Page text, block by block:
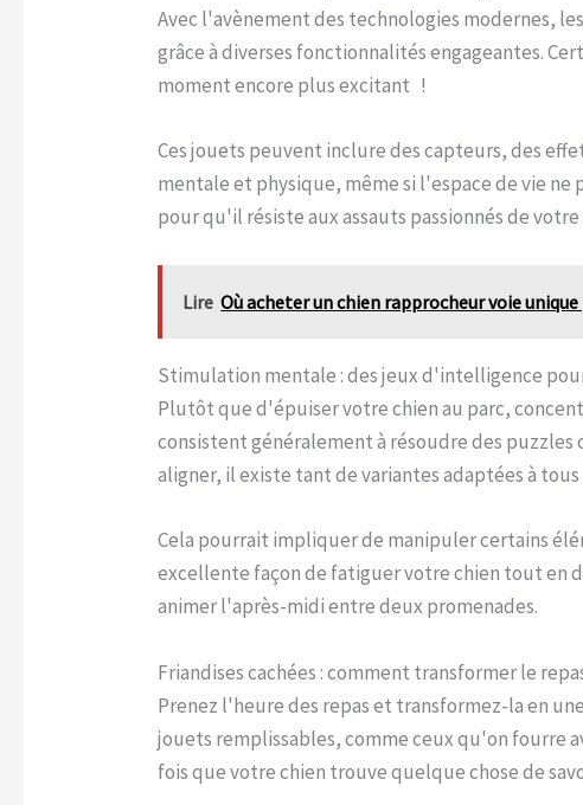
Avec l'avènement des technologies modernes,
grâce à diverses fonctionnalités engageantes.
moment encore plus excitant !
Ces jouets peuvent inclure des capteurs, des
mentale et physique, même si l'espace de vie
pour qu'il résiste aux assauts passionnés de
Lire Où acheter un chien rapprocheur voie
Stimulation mentale : des jeux d'intelligence
Plutôt que d'épuiser votre chien au parc,
consistent généralement à résoudre des
aligner, il existe tant de variantes adaptées à
Cela pourrait impliquer de manipuler certains
excellente façon de fatiguer votre chien tout en
animer l'après-midi entre deux promenades.
Friandises cachées : comment transformer le
Prenez l'heure des repas et transformez-la en
jouets remplissables, comme ceux qu'on fourre
fois que votre chien trouve quelque chose de